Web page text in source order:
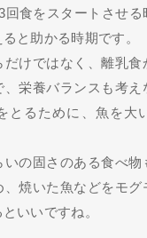
回食をスタートさせ
と助かる時期です。
だけではなく、離乳食
、栄養バランスも考え
とるために、魚を大
の固さのある食べ物
、焼いた魚などをモグ
いいですね。